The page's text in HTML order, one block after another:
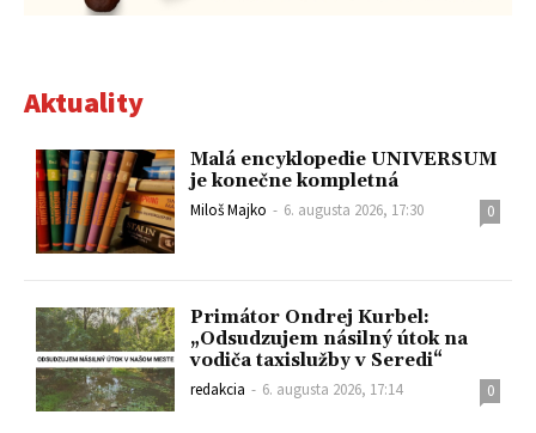
Aktuality
Malá encyklopedie UNIVERSUM
je konečne kompletná
Miloš Majko - 6. augusta 2026, 17:30 0
Primátor Ondrej Kurbel:
„Odsudzujem násilný útok na
vodiča taxislužby v Seredi“
redakcia - 6. augusta 2026, 17:14 0